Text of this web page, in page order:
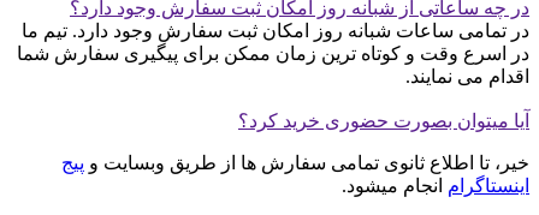
در چه ساعاتی از شبانه روز امکان ثبت سفارش وجود دارد؟
در تمامی ساعات شبانه روز امکان ثبت سفارش وجود دارد. تیم ما
در اسرع وقت و کوتاه ترین زمان ممکن برای پیگیری سفارش شما
اقدام می نمایند.
آیا میتوان بصورت حضوری خرید کرد؟
خیر، تا اطلاع ثانوی تمامی سفارش ها از طریق وبسایت و پیج
اینستاگرام انجام میشود.